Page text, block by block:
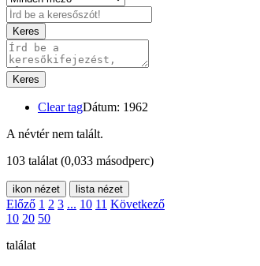
Keres
Keres
Clear tagDátum: 1962
A névtér nem talált.
103 találat (0,033 másodperc)
ikon nézet lista nézet
Előző 1 2 3 ... 10 11 Következő
10 20 50
találat